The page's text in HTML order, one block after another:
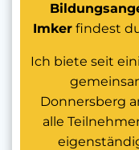
Imker findest
Ich biete seit
Donnersberg
alle